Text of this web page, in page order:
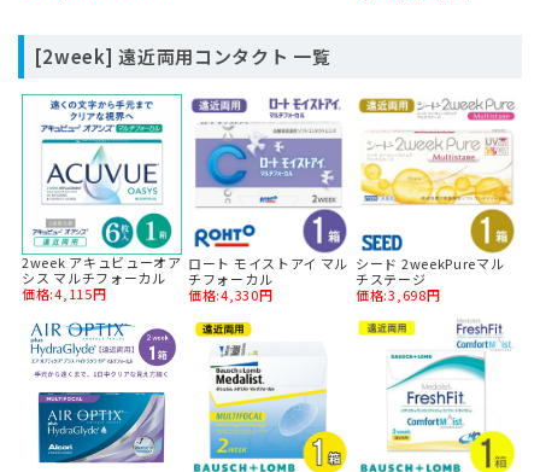
[2week] 遠近両用コンタクト 一覧
2week アキュビューオア
シス マルチフォーカル
価格:4,115円
ロート モイストアイ マル
チフォーカル
価格:4,330円
シード 2weekPureマル
チステージ
価格:3,698円